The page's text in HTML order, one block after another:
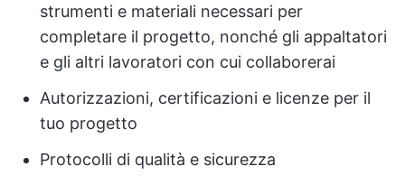
strumenti e materiali necessari per
completare il progetto, nonché gli appaltatori
e gli altri lavoratori con cui collaborerai
Autorizzazioni, certificazioni e licenze per il
tuo progetto
Protocolli di qualità e sicurezza